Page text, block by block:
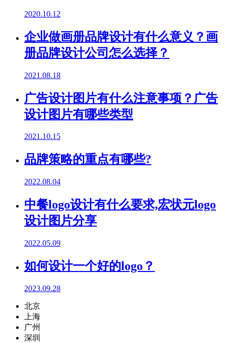
2020.10.12
企业做画册品牌设计有什么意义？画
册品牌设计公司怎么选择？
2021.08.18
广告设计图片有什么注意事项？广告
设计图片有哪些类型
2021.10.15
品牌策略的重点有哪些?
2022.08.04
中餐logo设计有什么要求,宏状元logo
设计图片分享
2022.05.09
如何设计一个好的logo？
2023.09.28
北京
上海
广州
深圳